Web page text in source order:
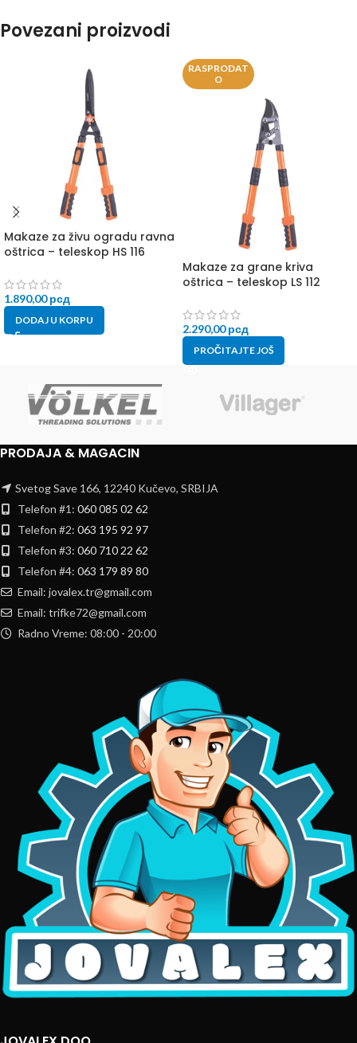
Povezani proizvodi
Makaze za živu ogradu ravna
oštrica – teleskop HS 116
1.890,00рсд
DODAJ U KORPU
RASPRODAT
O
Makaze za grane kriva
oštrica – teleskop LS 112
2.290,00рсд
PROČITAJTE JOŠ
PRODAJA & MAGACIN
Svetog Save 166, 12240 Kučevo, SRBIJA
Telefon #1: 060 085 02 62
Telefon #2: 063 195 92 97
Telefon #3: 060 710 22 62
Telefon #4: 063 179 89 80
Email: jovalex.tr@gmail.com
Email: trifke72@gmail.com
Radno Vreme: 08:00 - 20:00